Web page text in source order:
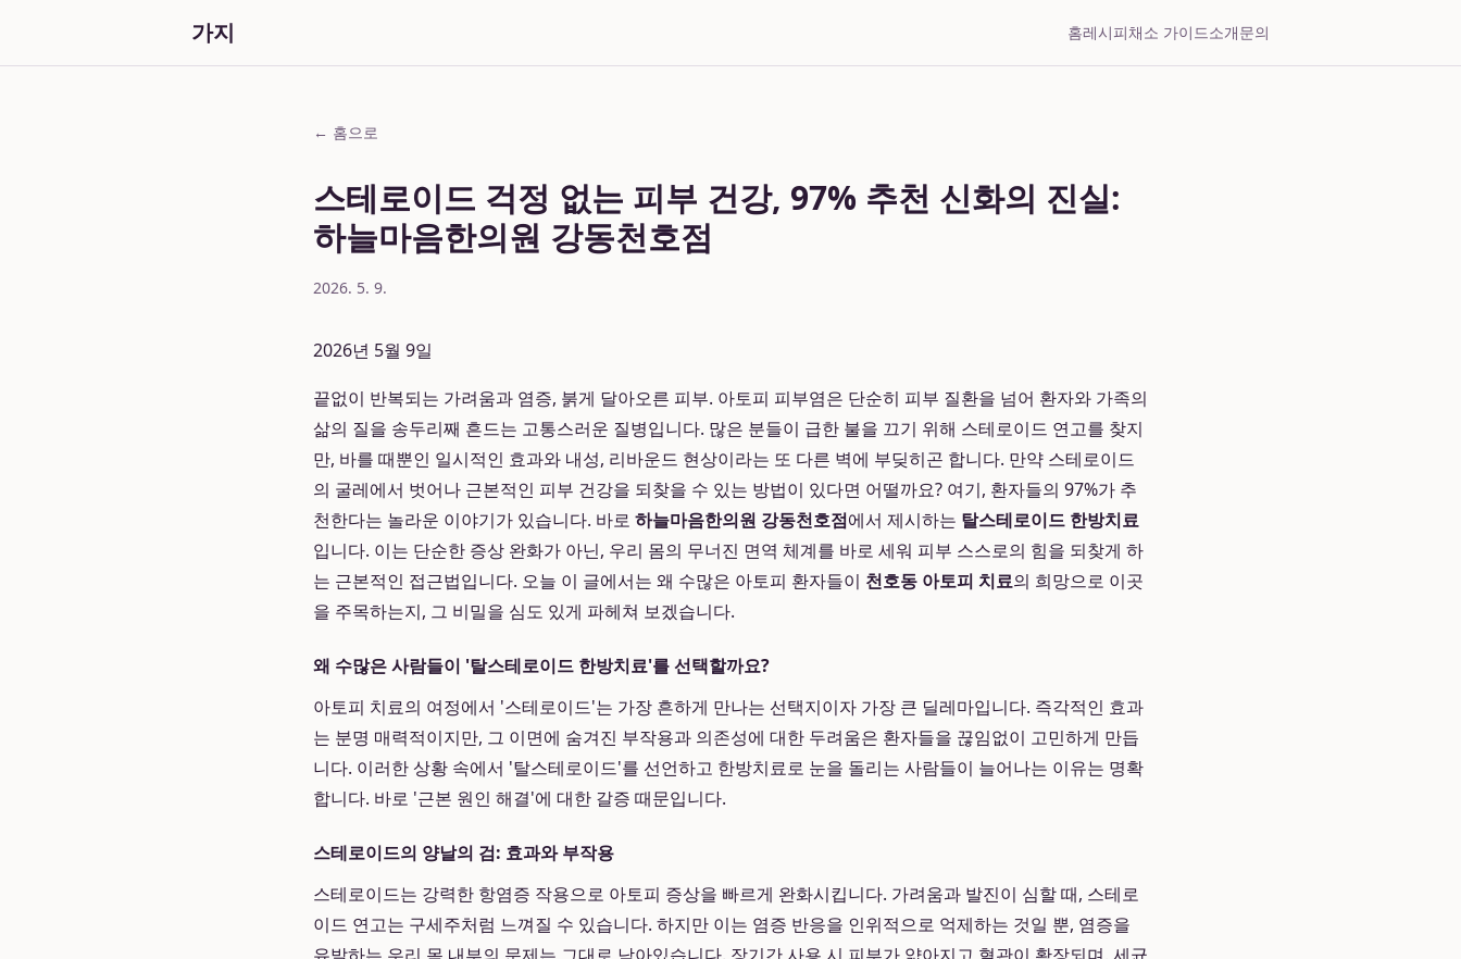
가지 홈레시피채소 가이드소개문의
← 홈으로
스테로이드 걱정 없는 피부 건강, 97% 추천 신화의 진실:
하늘마음한의원 강동천호점
2026. 5. 9.
2026년 5월 9일
끝없이 반복되는 가려움과 염증, 붉게 달아오른 피부. 아토피 피부염은 단순히 피부 질환을 넘어 환자와 가족의
삶의 질을 송두리째 흔드는 고통스러운 질병입니다. 많은 분들이 급한 불을 끄기 위해 스테로이드 연고를 찾지
만, 바를 때뿐인 일시적인 효과와 내성, 리바운드 현상이라는 또 다른 벽에 부딪히곤 합니다. 만약 스테로이드
의 굴레에서 벗어나 근본적인 피부 건강을 되찾을 수 있는 방법이 있다면 어떨까요? 여기, 환자들의 97%가 추
천한다는 놀라운 이야기가 있습니다. 바로 하늘마음한의원 강동천호점에서 제시하는 탈스테로이드 한방치료
입니다. 이는 단순한 증상 완화가 아닌, 우리 몸의 무너진 면역 체계를 바로 세워 피부 스스로의 힘을 되찾게 하
는 근본적인 접근법입니다. 오늘 이 글에서는 왜 수많은 아토피 환자들이 천호동 아토피 치료의 희망으로 이곳
을 주목하는지, 그 비밀을 심도 있게 파헤쳐 보겠습니다.
왜 수많은 사람들이 '탈스테로이드 한방치료'를 선택할까요?
아토피 치료의 여정에서 '스테로이드'는 가장 흔하게 만나는 선택지이자 가장 큰 딜레마입니다. 즉각적인 효과
는 분명 매력적이지만, 그 이면에 숨겨진 부작용과 의존성에 대한 두려움은 환자들을 끊임없이 고민하게 만듭
니다. 이러한 상황 속에서 '탈스테로이드'를 선언하고 한방치료로 눈을 돌리는 사람들이 늘어나는 이유는 명확
합니다. 바로 '근본 원인 해결'에 대한 갈증 때문입니다.
스테로이드의 양날의 검: 효과와 부작용
스테로이드는 강력한 항염증 작용으로 아토피 증상을 빠르게 완화시킵니다. 가려움과 발진이 심할 때, 스테로
이드 연고는 구세주처럼 느껴질 수 있습니다. 하지만 이는 염증 반응을 인위적으로 억제하는 것일 뿐, 염증을